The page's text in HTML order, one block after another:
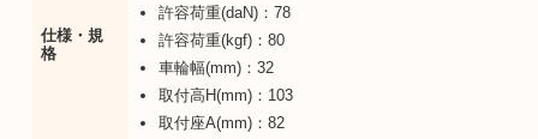
仕様・規
格
許容荷重(daN)：78
許容荷重(kgf)：80
車輪幅(mm)：32
取付高H(mm)：103
取付座A(mm)：82